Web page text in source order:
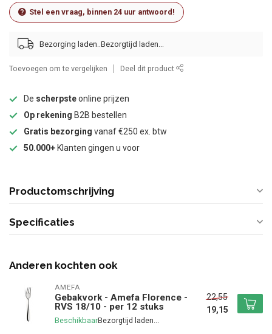
Stel een vraag, binnen 24 uur antwoord!
Bezorging laden..
Toevoegen om te vergelijken Deel dit product
De scherpsteonline prijzen
Op rekening B2B bestellen
Gratis bezorging vanaf €250 ex. btw
50.000+ Klanten gingen u voor
Productomschrijving
Specificaties
Anderen kochten ook
AMEFA
Gebakvork - Amefa Florence -
RVS 18/10 - per 12 stuks
Beschikbaar
22,55
19,15